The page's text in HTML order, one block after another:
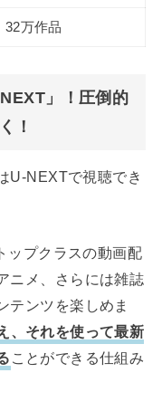
32万作品
」！圧倒的
！
U-NEXTで視聴でき
ップクラスの動画配
ニメ、さらには雑誌
テンツを楽しめま
、それを使って最新
ことができる仕組み